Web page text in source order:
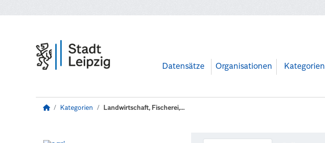
Datensätze Organisationen Kategorien
Kategorien Landwirtschaft, Fischerei,...